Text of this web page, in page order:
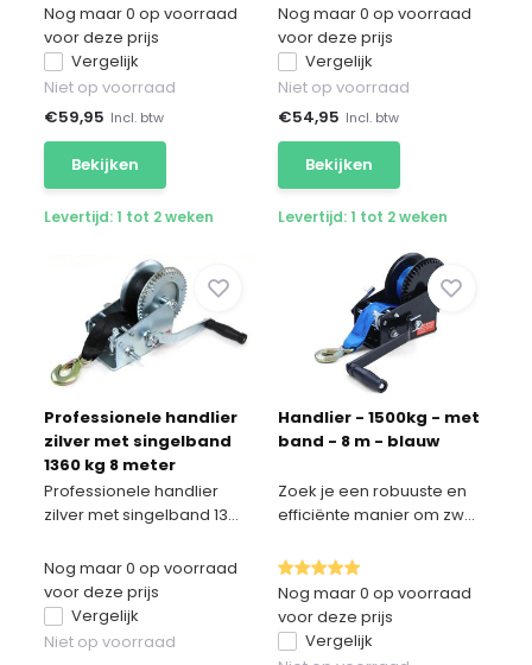
Nog maar 0 op voorraad
voor deze prijs
Vergelijk
Niet op voorraad
€59,95 Incl. btw
Bekijken
Levertijd: 1 tot 2 weken
Nog maar 0 op voorraad
voor deze prijs
Vergelijk
Niet op voorraad
€54,95 Incl. btw
Bekijken
Levertijd: 1 tot 2 weken
Professionele handlier
zilver met singelband
1360 kg 8 meter
Professionele handlier
zilver met singelband 13...
Nog maar 0 op voorraad
voor deze prijs
Vergelijk
Niet op voorraad
Handlier - 1500kg - met
band - 8 m - blauw
Zoek je een robuuste en
efficiënte manier om zw...
Nog maar 0 op voorraad
voor deze prijs
Vergelijk